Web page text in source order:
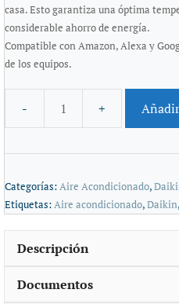
casa. Esto garantiza una óptima
considerable ahorro de energía.
Compatible con Amazon, Alexa y
de los equipos.
Categorías:Aire Acondicionado,
Etiquetas:Aire acondicionado,Daikin,
Descripción
Documentos